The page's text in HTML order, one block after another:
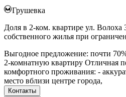
Грушевка
Доля в 2-ком. квартире ул.
собственного жилья при
Выгодное предложение: почти
2-комнатную квартиру Отличная
комфортного проживания: -
место вблизи центре города,
Контакты